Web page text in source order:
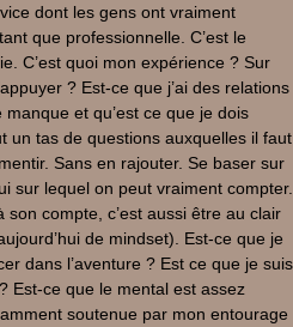
dont les gens ont vraiment
que professionnelle. C’est le
C’est quoi mon expérience ? Sur
? Est-ce que j’ai des relations
manque et qu’est ce que je dois
un tas de questions auxquelles il faut
Sans en rajouter. Se baser sur
sur lequel on peut vraiment compter.
compte, c’est aussi être au clair
de mindset). Est-ce que je
dans l’aventure ? Est ce que je suis
Est-ce que le mental est assez
soutenue par mon entourage